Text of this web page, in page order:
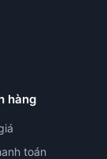
hàng
toán